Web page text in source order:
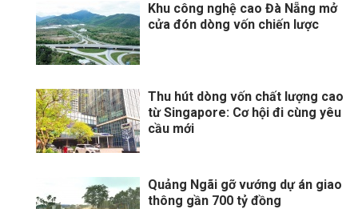
Khu công nghệ cao Đà Nẵng mở
cửa đón dòng vốn chiến lược
Thu hút dòng vốn chất lượng cao
từ Singapore: Cơ hội đi cùng yêu
cầu mới
Quảng Ngãi gỡ vướng dự án giao
thông gần 700 tỷ đồng